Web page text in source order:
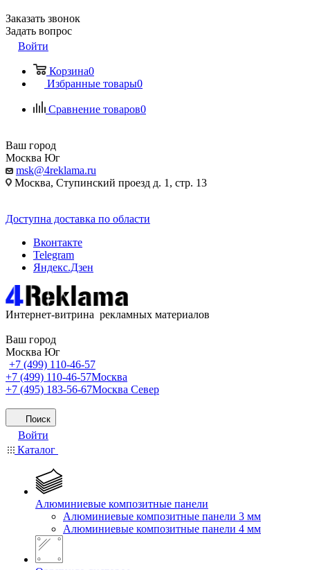
Заказать звонок
Задать вопрос
Войти
Корзина0
Избранные товары0
Сравнение товаров0
Ваш город
Москва Юг
msk@4reklama.ru
Москва, Ступинский проезд д. 1, стр. 13
Доступна доставка по области
Вконтакте
Telegram
Яндекс.Дзен
Интернет-витрина рекламных материалов
Ваш город
Москва Юг
+7 (499) 110-46-57
+7 (499) 110-46-57Москва
+7 (495) 183-56-67Москва Север
Поиск
Войти
Каталог
Алюминиевые композитные панели
Алюминиевые композитные панели 3 мм
Алюминиевые композитные панели 4 мм